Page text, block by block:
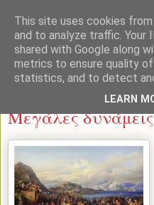
Παρασκευή 26 Μαρτίου 2021
Μεγάλες
This site uses cookies
and to analyze traffic. Your
shared with Google along
metrics to ensure quality
statistics, and to detect
LEARN